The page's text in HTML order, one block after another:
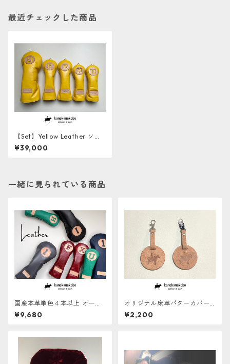
最近チェックした商品
【Set】Yellow Leather ソフ
ト牛革ヘッドカバー5本セット
【１点ものにつき再販不可】
¥39,000
一緒に見られている商品
国産本革単色４本以上 オーダ
ーメイドヘッドカバー【ERAB
ERU】
¥9,680
オリジナル床革パターカバー
キャッチャー
¥2,200